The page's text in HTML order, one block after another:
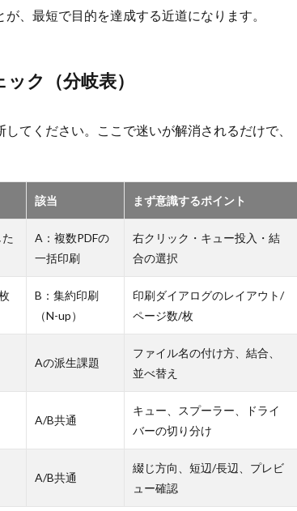
、最短で目的を達成する近道になります。
ク（分岐表）
てください。ここで迷いが解消されるだけで、
該当 まず意識するポイント
A：複数PDFの
一括印刷
右クリック・キュー投入・結
合の選択
B：集約印刷
（N-up）
印刷ダイアログのレイアウト/
ページ数/枚
Aの派生課題
ファイル名の付け方、結合、
並べ替え
A/B共通
キュー、スプーラー、ドライ
バーの切り分け
A/B共通
綴じ方向、短辺/長辺、プレビ
ュー確認